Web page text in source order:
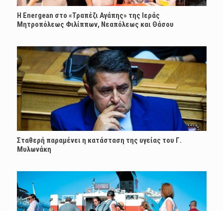
H Energean στο «Τραπέζι Αγάπης» της Ιεράς
Μητροπόλεως Φιλίππων, Νεαπόλεως και Θάσου
Σταθερή παραμένει η κατάσταση της υγείας του Γ.
Μυλωνάκη